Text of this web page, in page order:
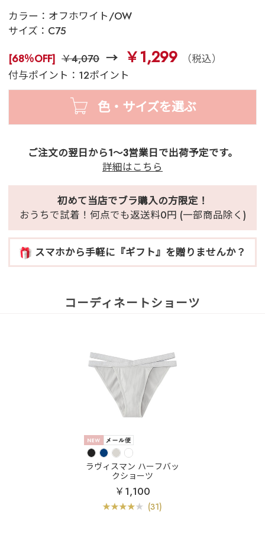
カラー： オフホワイト/OW
サイズ： C75
[68％OFF] ￥4,070 ￥1,299
（税込）
付与ポイント：12ポイント
色・サイズを選ぶ
ご注文の翌日から1～3営業日で出荷予定です。
詳細はこちら
初めて当店でブラ購入の方限定！
おうちで試着！何点でも返送料0円 (一部商品除く)
スマホから手軽に『ギフト』を贈りませんか？
コーディネートショーツ
ラヴィスマン ハーフバッ
クショーツ
￥1,100
(31)